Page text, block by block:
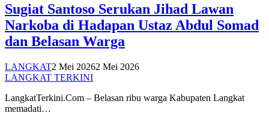
Sugiat Santoso Serukan Jihad Lawan
Narkoba di Hadapan Ustaz Abdul Somad
dan Belasan Warga
LANGKAT2 Mei 20262 Mei 2026
LANGKAT TERKINI
LangkatTerkini.Com – Belasan ribu warga Kabupaten Langkat
memadati…